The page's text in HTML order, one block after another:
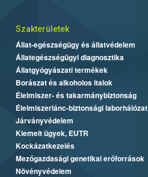
Szakterületek
Állat-egészségügy és állatvédelem
Állategészségügyi diagnosztika
Állatgyógyászati termékek
Borászat és alkoholos italok
Élelmiszer- és takarmánybiztonság
Élelmiszerlánc-biztonsági laborhálózat
Járványvédelem
Kiemelt ügyek, EUTR
Kockázatkezelés
Mezőgazdasági genetikai erőforrások
Növényvédelem